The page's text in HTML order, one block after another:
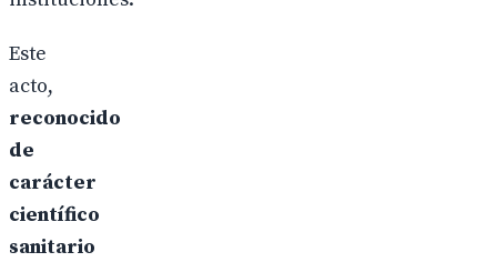
Este
acto,
reconocido
de
carácter
científico
sanitario